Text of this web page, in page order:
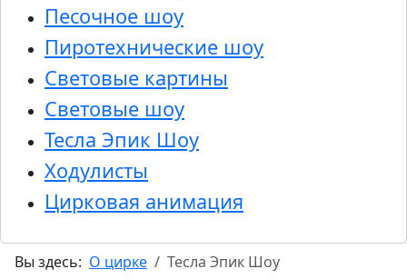
Песочное шоу
Пиротехнические шоу
Световые картины
Световые шоу
Тесла Эпик Шоу
Ходулисты
Цирковая анимация
Вы здесь: О цирке Тесла Эпик Шоу